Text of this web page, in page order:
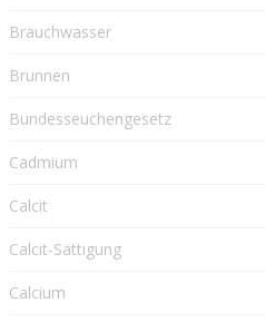
Brauchwasser
Brunnen
Bundesseuchengesetz
Cadmium
Calcit
Calcit-Sättigung
Calcium